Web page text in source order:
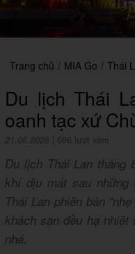
Trang chủ / MIA Go / Thái
Du lịch Thái
oanh tạc xứ
21.06.2026 696 lượt xem
Du lịch Thái Lan tháng
khí dịu mát sau
Thái Lan phiên bản
khách sạn đều hạ
nhé.